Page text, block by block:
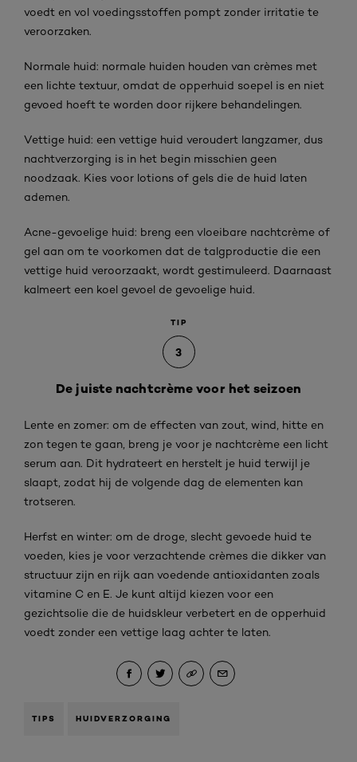
voedt en vol voedingsstoffen pompt zonder irritatie te
veroorzaken.
Normale huid: normale huiden houden van crèmes met
een lichte textuur, omdat de opperhuid soepel is en niet
gevoed hoeft te worden door rijkere behandelingen.
Vettige huid: een vettige huid veroudert langzamer, dus
nachtverzorging is in het begin misschien geen
noodzaak. Kies voor lotions of gels die de huid laten
ademen.
Acne-gevoelige huid: breng een vloeibare nachtcrème of
gel aan om te voorkomen dat de talgproductie die een
vettige huid veroorzaakt, wordt gestimuleerd. Daarnaast
kalmeert een koel gevoel de gevoelige huid.
TIP
3
De juiste nachtcrème voor het seizoen
Lente en zomer: om de effecten van zout, wind, hitte en
zon tegen te gaan, breng je voor je nachtcrème een licht
serum aan. Dit hydrateert en herstelt je huid terwijl je
slaapt, zodat hij de volgende dag de elementen kan
trotseren.
Herfst en winter: om de droge, slecht gevoede huid te
voeden, kies je voor verzachtende crèmes die dikker van
structuur zijn en rijk aan voedende antioxidanten zoals
vitamine C en E. Je kunt altijd kiezen voor een
gezichtsolie die de huidskleur verbetert en de opperhuid
voedt zonder een vettige laag achter te laten.
TIPS HUIDVERZORGING